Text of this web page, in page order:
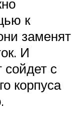
к
заменят
И
с
корпуса